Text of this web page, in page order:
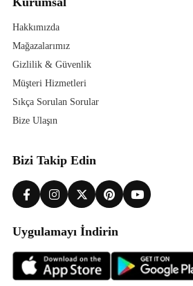
Hakkımızda
Mağazalarımız
Gizlilik & Güvenlik
Müşteri Hizmetleri
Sıkça Sorulan Sorular
Bize Ulaşın
Bizi Takip Edin
Uygulamayı İndirin